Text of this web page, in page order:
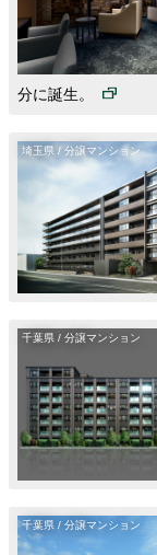
分に誕生。
埼玉県 / 分譲マンション
千葉県 / 分譲マンション
千葉県 / 分譲マンション